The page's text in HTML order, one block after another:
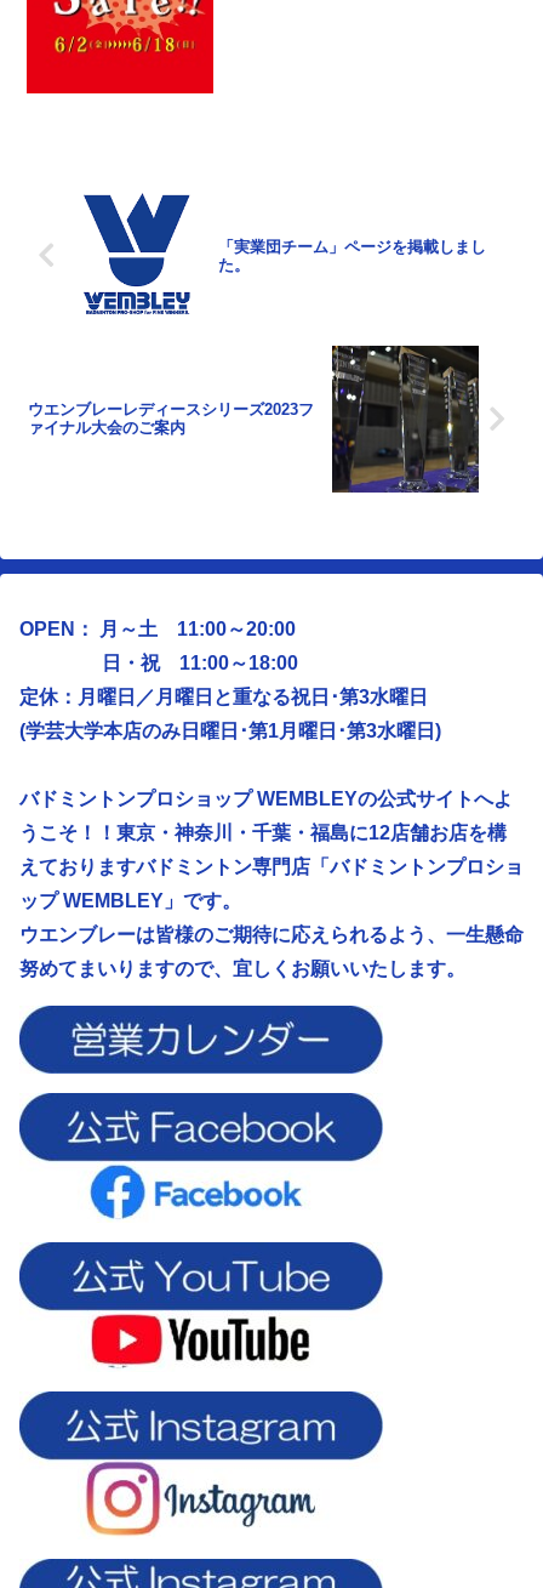
「実業団チーム」ページを掲載しまし
た。
ウエンブレーレディースシリーズ2023フ
ァイナル大会のご案内
OPEN： 月～土 11:00～20:00
日・祝 11:00～18:00
定休：月曜日／ 月曜日と重なる祝日･第3水曜日
(学芸大学本店のみ日曜日･第1月曜日･第3水曜日)
バドミントンプロショップ WEMBLEYの公式サイトへよ
うこそ！！東京・神奈川・千葉・福島に12店舗お店を構
えておりますバドミントン専門店「バドミントンプロショ
ップ WEMBLEY」です。
ウエンブレーは皆様のご期待に応えられるよう、 一生懸命
努めてまいりますので、宜しくお願いいたします。